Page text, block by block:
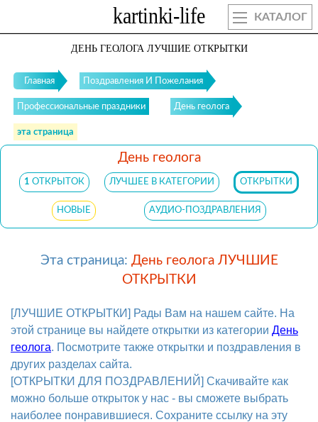
КАТАЛОГ
ДЕНЬ ГЕОЛОГА ЛУЧШИЕ ОТКРЫТКИ
Главная Поздравления И Пожелания
Профессиональные праздники День геолога
эта страница
День геолога
1 ОТКРЫТОК ЛУЧШЕЕ В КАТЕГОРИИ ОТКРЫТКИ
НОВЫЕ АУДИО-ПОЗДРАВЛЕНИЯ
Эта страница: День геолога ЛУЧШИЕ
ОТКРЫТКИ
[ЛУЧШИЕ ОТКРЫТКИ] Рады Вам на нашем сайте. На
этой странице вы найдете открытки из категории День
геолога. Посмотрите также открытки и поздравления в
других разделах сайта.
[ОТКРЫТКИ ДЛЯ ПОЗДРАВЛЕНИЙ] Скачивайте как
можно больше открыток у нас - вы сможете выбрать
наиболее понравившиеся. Сохраните ссылку на эту